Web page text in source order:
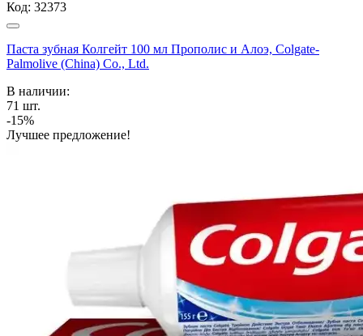
Код: 32373
Паста зубная Колгейт 100 мл Прополис и Алоэ, Colgate-
Palmolive (China) Co., Ltd.
В наличии:
71 шт.
-15%
Лучшее предложение!